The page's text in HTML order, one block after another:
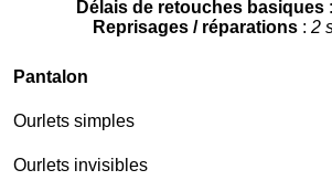
Délais de retouches basiques:
Reprisages / réparations : 2
Pantalon
Ourlets simples
Ourlets invisibles